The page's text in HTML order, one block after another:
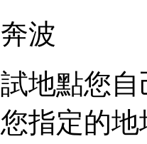
波
地點您
指定的